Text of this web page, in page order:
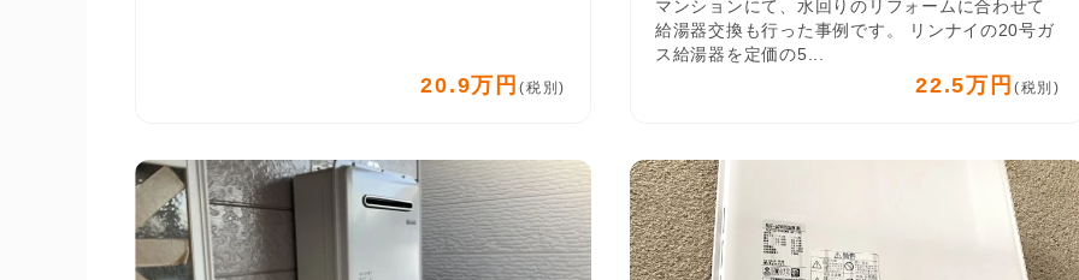
20.9万円 (税別)
マンションにて、水回りのリフォームに合わせて
給湯器交換も行った事例です。 リンナイの20号ガ
ス給湯器を定価の5...
22.5万円 (税別)